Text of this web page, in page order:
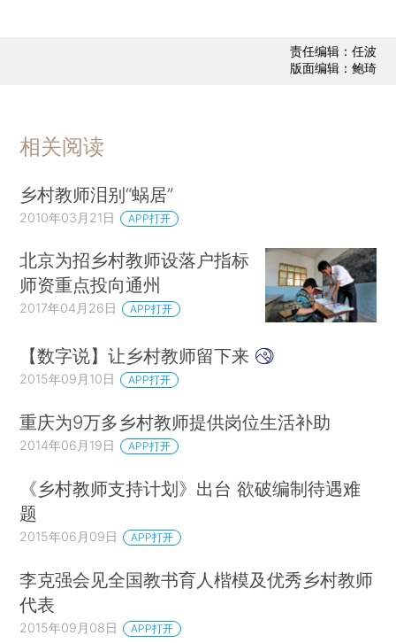
责任编辑：任波
版面编辑：鲍琦
相关阅读
乡村教师泪别“蜗居”
2010年03月21日 APP打开
北京为招乡村教师设落户指标
师资重点投向通州
2017年04月26日 APP打开
【数字说】让乡村教师留下来
2015年09月10日 APP打开
重庆为9万多乡村教师提供岗位生活补助
2014年06月19日 APP打开
《乡村教师支持计划》出台 欲破编制待遇难
题
2015年06月09日 APP打开
李克强会见全国教书育人楷模及优秀乡村教师
代表
2015年09月08日 APP打开